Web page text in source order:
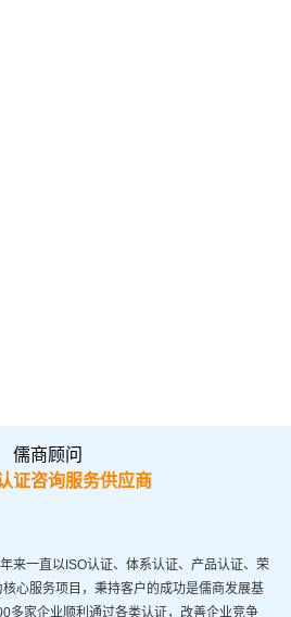
儒商顾问
证咨询服务供应商
来一直以ISO认证、体系认证、产品认证、荣
心服务项目，秉持客户的成功是儒商发展基
多家企业顺利通过各类认证，改善企业竞争